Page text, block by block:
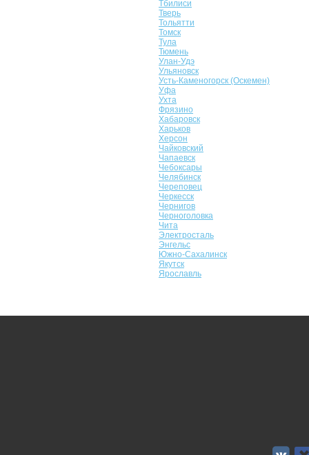
Тбилиси
Тверь
Тольятти
Томск
Тула
Тюмень
Улан-Удэ
Ульяновск
Усть-Каменогорск (Оскемен)
Уфа
Ухта
Фрязино
Хабаровск
Харьков
Херсон
Чайковский
Чапаевск
Чебоксары
Челябинск
Череповец
Черкесск
Чернигов
Черноголовка
Чита
Электросталь
Энгельс
Южно-Сахалинск
Якутск
Ярославль